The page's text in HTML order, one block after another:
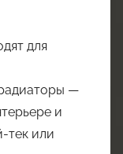
для
—
и
тек или